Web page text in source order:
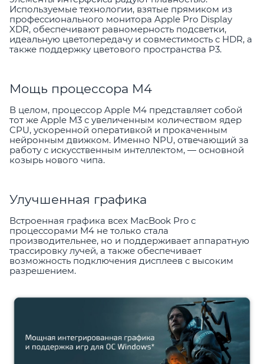
Используемые технологии, взятые прямиком из
профессионального монитора Apple Pro Display
XDR, обеспечивают равномерность подсветки,
идеальную цветопередачу и совместимость с HDR, а
также поддержку цветового пространства P3.
Мощь процессора M4
В целом, процессор Apple M4 представляет собой
тот же Apple M3 с увеличенным количеством ядер
CPU, ускоренной оперативкой и прокаченным
нейронным движком. Именно NPU, отвечающий за
работу с искусственным интеллектом, — основной
козырь нового чипа.
Улучшенная графика
Встроенная графика всех MacBook Pro с
процессорами M4 не только стала
производительнее, но и поддерживает аппаратную
трассировку лучей, а также обеспечивает
возможность подключения дисплеев с высоким
разрешением.